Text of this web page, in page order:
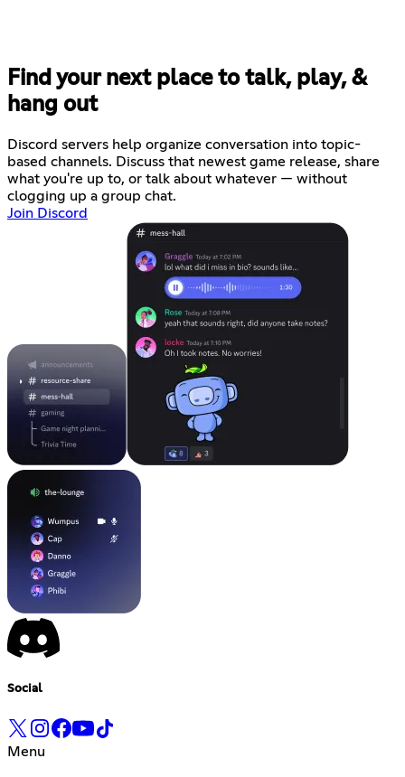
Find your next place to talk, play, &
hang out
Discord servers help organize conversation into topic-
based channels. Discuss that newest game release, share
what you're up to, or talk about whatever — without
clogging up a group chat.
Join Discord
Social
Menu